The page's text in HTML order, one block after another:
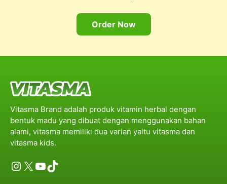
Order Now
Vitasma Brand adalah produk vitamin herbal dengan
bentuk madu yang dibuat dengan menggunakan bahan
alami, vitasma memiliki dua varian yaitu vitasma dan
vitasma kids.
Instagram
X YouTube
TikTok